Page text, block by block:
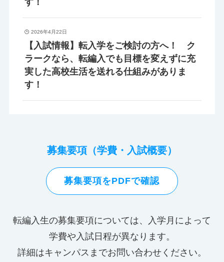
す！
2026年4月22日
【入試情報】転入学をご検討の方へ！ ク
ラークなら、転編入でも目標を変えずに充
実した高校生活を送れる仕組みがありま
す！
募集要項（学費・入試概要）
募集要項をPDFで確認
転編入生の募集要項については、入学月によって
学費や入試日程が異なります。
詳細はキャンパスまでお問い合わせください。